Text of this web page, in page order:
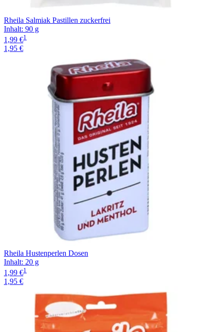
Rheila Salmiak Pastillen zuckerfrei
Inhalt: 90 g
1,99 €1
1,95 €
Rheila Hustenperlen Dosen
Inhalt: 20 g
1,99 €1
1,95 €